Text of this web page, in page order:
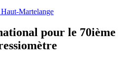
Martelange
pour le 70ième